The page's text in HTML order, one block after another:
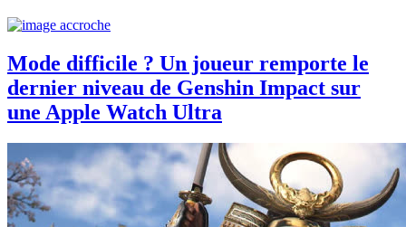
Mode difficile ? Un joueur remporte le
dernier niveau de Genshin Impact sur
une Apple Watch Ultra